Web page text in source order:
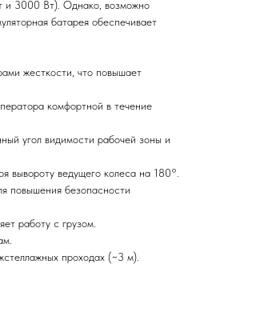
и 3000 Вт). Однако, возможно
батарея обеспечивает
жесткости, что повышает
комфортной в течение
угол видимости рабочей зоны и
вывороту ведущего колеса на 180°.
повышения безопасности
работу с грузом.
проходах (~3 м).